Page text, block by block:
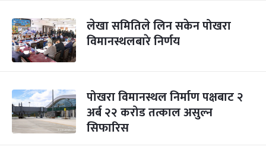
लेखा समितिले लिन सकेन पोखरा
विमानस्थलबारे निर्णय
पोखरा विमानस्थल निर्माण पक्षबाट २
अर्ब २२ करोड तत्काल असुल्न
सिफारिस